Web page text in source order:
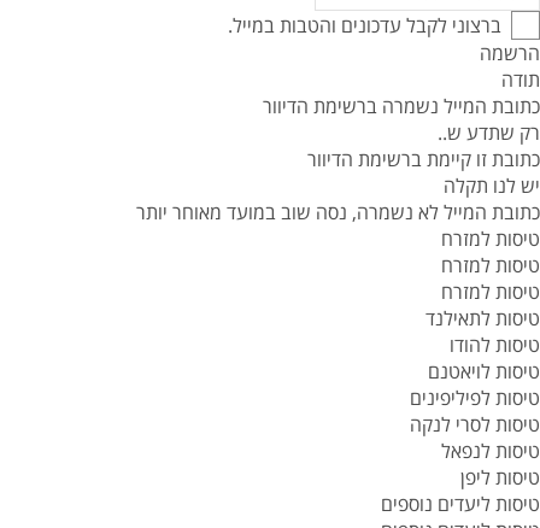
ברצוני לקבל עדכונים והטבות במייל.
הרשמה
תודה
כתובת המייל נשמרה ברשימת הדיוור
רק שתדע ש..
כתובת זו קיימת ברשימת הדיוור
יש לנו תקלה
כתובת המייל לא נשמרה, נסה שוב במועד מאוחר יותר
טיסות למזרח
טיסות למזרח
טיסות למזרח
טיסות לתאילנד
טיסות להודו
טיסות לויאטנם
טיסות לפיליפינים
טיסות לסרי לנקה
טיסות לנפאל
טיסות ליפן
טיסות ליעדים נוספים